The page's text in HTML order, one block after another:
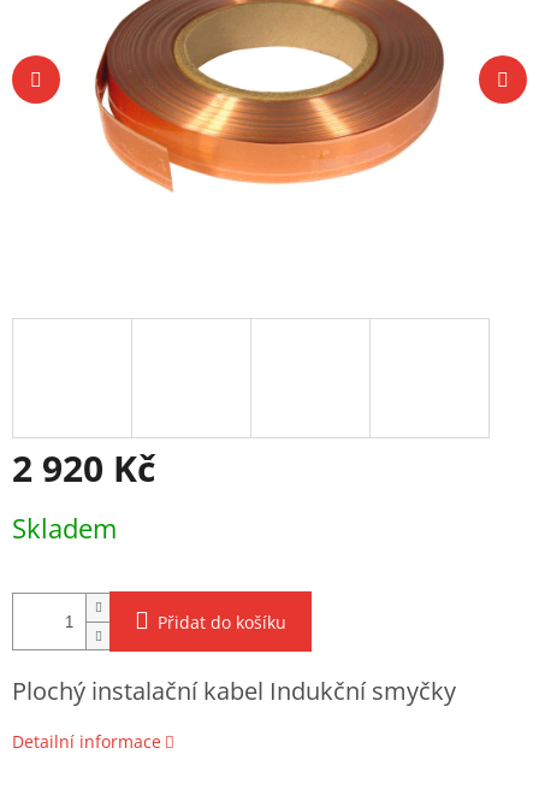
2 920 Kč
cena:
Skladem
Přidat do košíku
Plochý instalační kabel Indukční smyčky
Detailní informace